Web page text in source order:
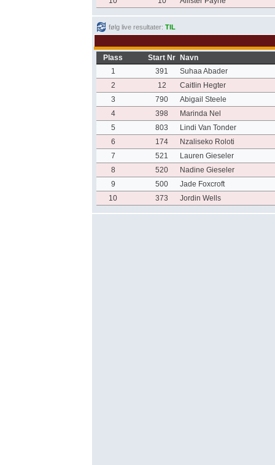
følg live resultater: TIL
Plass Start Nr
Navn
1
391
Suhaa Abader
2
12
Caitlin Hegter
3
790
Abigail Steele
4
398
Marinda Nel
5
803
Lindi Van Tonder
6
174
Nzaliseko Roloti
7
521
Lauren Gieseler
8
520
Nadine Gieseler
9
500
Jade Foxcroft
10
373 Jordin Wells